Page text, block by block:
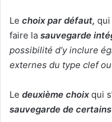
Le choix par défaut, qui
faire la sauvegarde
possibilité d’y inclure
externes du type clef
Le deuxième choixqui
sauvegarde de